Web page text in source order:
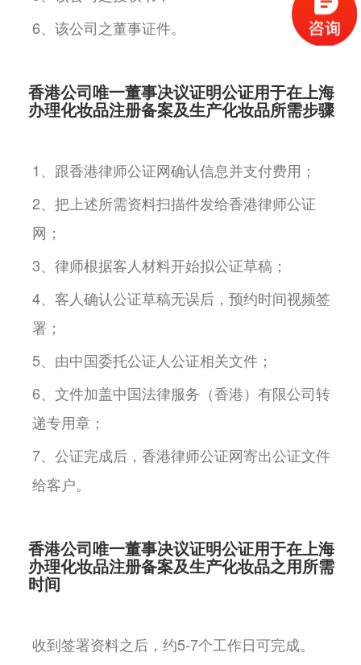
6、该公司之董事证件。
香港公司唯一董事决议证明公证用于在上海
办理化妆品注册备案及生产化妆品所需步骤
1、跟香港律师公证网确认信息并支付费用；
2、把上述所需资料扫描件发给香港律师公证
网；
3、律师根据客人材料开始拟公证草稿；
4、客人确认公证草稿无误后，预约时间视频签
署；
5、由中国委托公证人公证相关文件；
6、文件加盖中国法律服务（香港）有限公司转
递专用章；
7、公证完成后，香港律师公证网寄出公证文件
给客户。
香港公司唯一董事决议证明公证用于在上海
办理化妆品注册备案及生产化妆品之用所需
时间
收到签署资料之后，约5-7个工作日可完成。